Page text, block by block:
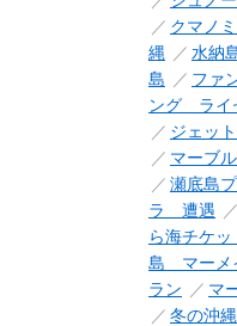
クマノミ
縄
水納
島
ファ
ング ライ
ジェッ
マーブル
瀬底島
ラ 遭遇
ら海チケッ
島 マーメ
ラン
マ
冬の沖縄